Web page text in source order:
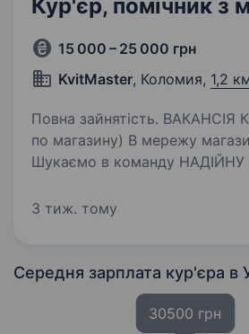
Кур'єр, помічник з
15 000 – 25 000 грн
KvitMaster, Коломия, 1,2
Повна зайнятість. ВАКАНСІЯ КУРʼЄР (помічник
по магазину) В мережу магазинів «KvitMaster»
Шукаємо в команду
по магазинах і курʼєр) Чоловік Проживання в
3 тиж. тому
Середня зарплата кур'єра в
30500 грн